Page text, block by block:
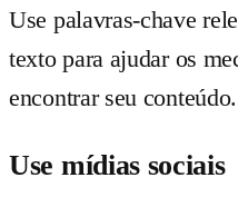
Use palavras-chave
texto para ajudar os
encontrar seu conteúdo.
Use mídias sociais